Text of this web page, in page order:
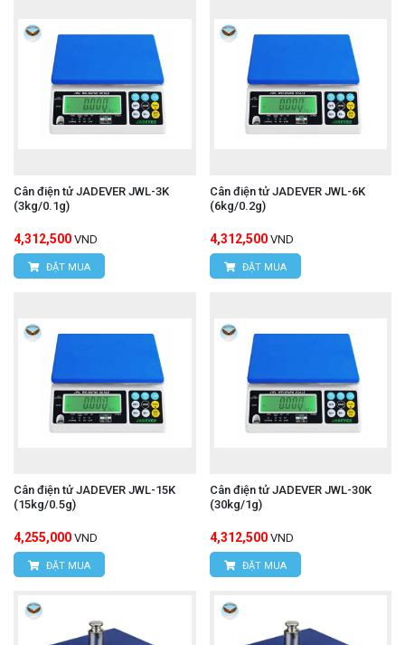
Cân điện tử JADEVER JWL-3K
(3kg/0.1g)
4,312,500 VND
ĐẶT MUA
Cân điện tử JADEVER JWL-6K
(6kg/0.2g)
4,312,500 VND
ĐẶT MUA
Cân điện tử JADEVER JWL-15K
(15kg/0.5g)
4,255,000 VND
ĐẶT MUA
Cân điện tử JADEVER JWL-30K
(30kg/1g)
4,312,500 VND
ĐẶT MUA